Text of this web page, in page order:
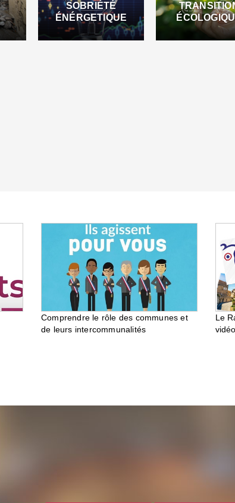
SOBRIÉTÉ
ÉNÉRGETIQUE
Comprendre le rôle des communes et
de leurs intercommunalités
Le
vidéo